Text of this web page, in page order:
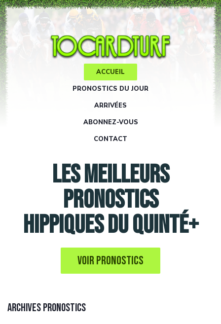
ACCUEIL
PRONOSTICS DU JOUR
ARRIVÉES
ABONNEZ-VOUS
CONTACT
LES MEILLEURS
PRONOSTICS
HIPPIQUES DU QUINTÉ+
VOIR PRONOSTICS
ARCHIVES PRONOSTICS